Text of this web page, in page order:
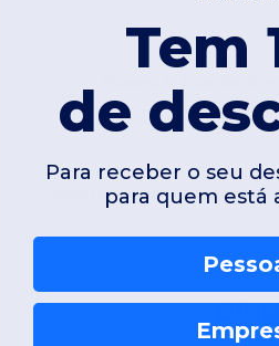
Quando é que vou
Blog
Tem
de
Para receber o seu
para quem está